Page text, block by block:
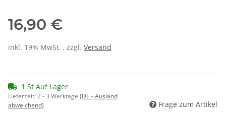
16,90 €
inkl. 19% MwSt. , zzgl. Versand
1 St Auf Lager
Lieferzeit:2 - 3 Werktage (DE - Ausland
abweichend)
Frage zum Artikel